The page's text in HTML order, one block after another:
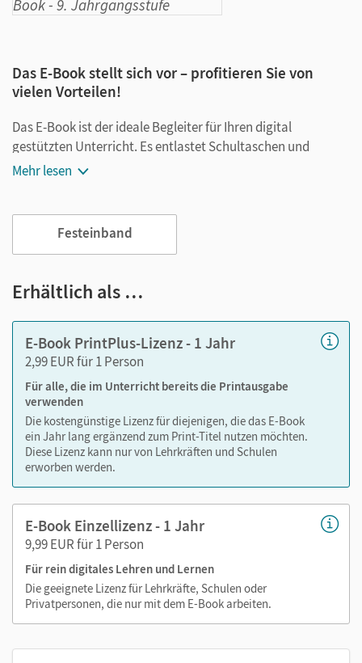
Das E-Book stellt sich vor – profitieren Sie von
vielen Vorteilen!
Das E-Book ist der ideale Begleiter für Ihren digital
gestützten Unterricht. Es entlastet Schultaschen und
Rucksäcke und ist jederzeit unkompliziert verfügbar.
Notizen erstellen
Text ergänzen
im Text suchen
zoomen
Die Medien sind wichtige Bestandteile dieses E-Books. Sie
sind seitengenau platziert, damit Sie und Ihre Schüler/-innen
jederzeit unkompliziert darauf zugreifen können. So
gestalten Sie das Lehren und Lernen zeitsparend und
abwechslungsreich. Kein Medienwechsel! Kein
zeitaufwendiges Suchen!
Medien in diesem E-Book:
Erklärfilme
Audios
Mehr lesen
Festeinband
Erhältlich als …
E-Book PrintPlus-Lizenz - 1 Jahr
2,99 EUR für 1 Person
Für alle, die im Unterricht bereits die Printausgabe
verwenden
Die kostengünstige Lizenz für diejenigen, die das E-Book
ein Jahr lang ergänzend zum Print-Titel nutzen möchten.
Diese Lizenz kann nur von Lehrkräften und Schulen
erworben werden.
E-Book Einzellizenz - 1 Jahr
9,99 EUR für 1 Person
Für rein digitales Lehren und Lernen
Die geeignete Lizenz für Lehrkräfte, Schulen oder
Privatpersonen, die nur mit dem E-Book arbeiten.